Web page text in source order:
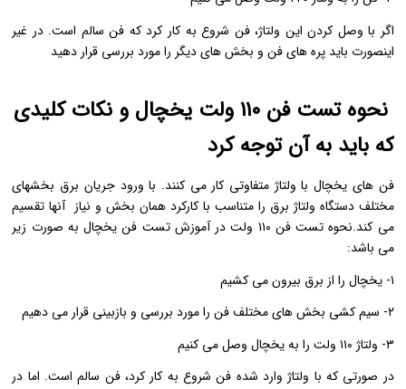
اگر با وصل کردن این ولتاژ، فن شروع به کار کرد که فن سالم است. در غیر
اینصورت باید پره های فن و بخش های دیگر را مورد بررسی قرار دهید
نحوه تست فن ۱۱۰ ولت یخچال و نکات کلیدی
که باید به آن توجه کرد
فن های یخچال با ولتاژ متفاوتی کار می کنند. با ورود جریان برق بخشهای
مختلف دستگاه ولتاژ برق را متناسب با کارکرد همان بخش و نیاز آنها تقسیم
می کند.نحوه تست فن ۱۱۰ ولت در آموزش تست فن یخچال به صورت زیر
می باشد:
۱- یخچال را از برق بیرون می کشیم
۲- سیم کشی بخش های مختلف فن را مورد بررسی و بازبینی قرار می دهیم
۳- ولتاژ ۱۱۰ ولت را به یخچال وصل می کنیم
در صورتی که با ولتاژ وارد شده فن شروع به کار کرد، فن سالم است. اما در